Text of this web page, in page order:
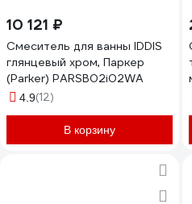
10 121 ₽
Смеситель для ванны IDDIS
глянцевый хром, Паркер
(Parker) PARSB02i02WA
4.9(12)
В корзину